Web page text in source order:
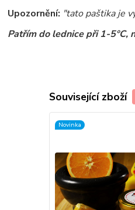
Upozornění: "tato paštika je
Patřím do lednice při 1-5°C,
Související zboží
Novinka